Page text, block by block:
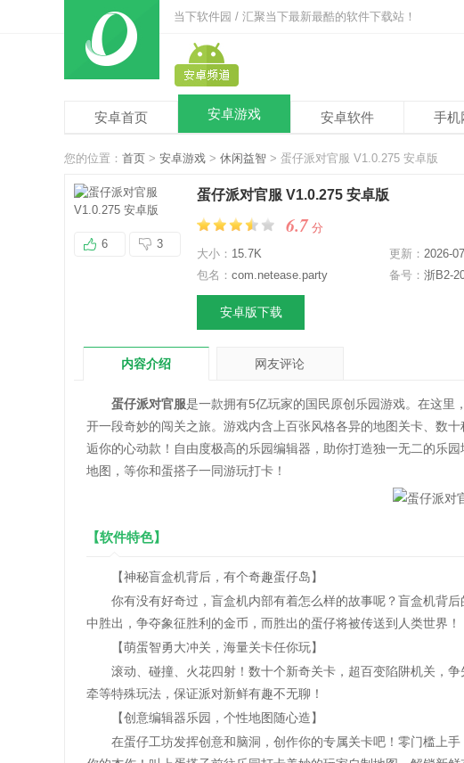
当下软件园 / 汇聚当下最新最酷的软件下载站！
安卓首页 安卓游戏 安卓软件 手机
您的位置： 首页 > 安卓游戏 > 休闲益智 > 蛋仔派对官服 V1.0.275 安卓版
6 3
蛋仔派对官服 V1.0.275 安卓版
6.7 分
大小： 15.7K 更新： 2026-
包名： com.netease.party 备号： 浙B2-
安卓版下载
内容介绍 网友评论
蛋仔派对官服是一款拥有5亿玩家的国民原创乐园游戏。在这
开一段奇妙的闯关之旅。游戏内含上百张风格各异的地图关卡、数
逅你的心动款！自由度极高的乐园编辑器，助你打造独一无二的乐
地图，等你和蛋搭子一同游玩打卡！
【软件特色】
【神秘盲盒机背后，有个奇趣蛋仔岛】
你有没有好奇过，盲盒机内部有着怎么样的故事呢？盲盒机背后
中胜出，争夺象征胜利的金币，而胜出的蛋仔将被传送到人类世界！
【萌蛋智勇大冲关，海量关卡任你玩】
滚动、碰撞、火花四射！数十个新奇关卡，超百变陷阱机关，争
牵等特殊玩法，保证派对新鲜有趣不无聊！
【创意编辑器乐园，个性地图随心造】
在蛋仔工坊发挥创意和脑洞，创作你的专属关卡吧！零门槛上手